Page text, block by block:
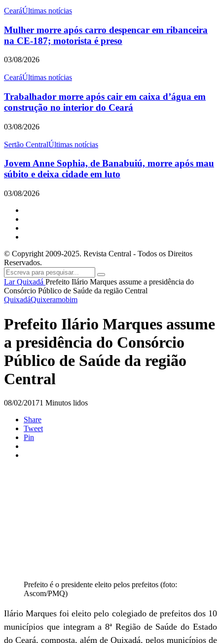
CearáÚltimas notícias
Mulher morre após carro despencar em ribanceira
na CE-187; motorista é preso
03/08/2026
CearáÚltimas notícias
Trabalhador morre após cair em caixa d’água em
construção no interior do Ceará
03/08/2026
Sertão CentralÚltimas notícias
Jovem Anne Sophia, de Banabuiú, morre após mau
súbito e deixa cidade em luto
03/08/2026
© Copyright 2009-2025. Revista Central - Todos os Direitos
Reservados.
LarQuixadá Prefeito Ilário Marques assume a presidência do
Consórcio Público de Saúde da região Central
QuixadáQuixeramobim
Prefeito Ilário Marques assume
a presidência do Consórcio
Público de Saúde da região
Central
08/02/20171 Minutos lidos
Share
Tweet
Pin
Prefeito é o presidente eleito pelos prefeitos (foto:
Ascom/PMQ)
Ilário Marques foi eleito pelo colegiado de prefeitos dos 10
municípios que integram a 8ª Região de Saúde do Estado
do Ceará, composta, além de Quixadá, pelos municípios de